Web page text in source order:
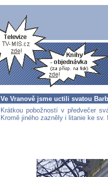
Ve Vranově jsme uctili svatou
Krátkou pobožností v předvečer
Kromě jiného zazněly i litanie ke sv.